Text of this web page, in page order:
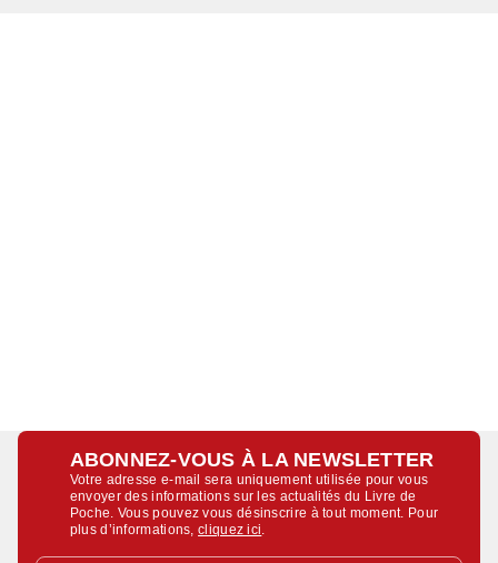
ABONNEZ-VOUS À LA NEWSLETTER
Votre adresse e-mail sera uniquement utilisée pour vous
envoyer des informations sur les actualités du Livre de
Poche. Vous pouvez vous désinscrire à tout moment. Pour
plus d’informations,cliquez ici